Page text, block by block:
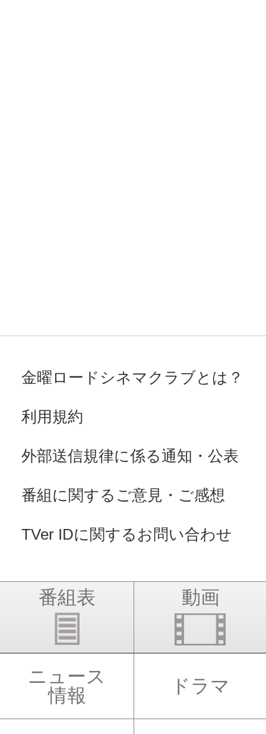
金曜ロードシネマクラブとは？
利用規約
外部送信規律に係る通知・公表
番組に関するご意見・ご感想
TVer IDに関するお問い合わせ
番組表 動画
ニュース
情報
ドラマ